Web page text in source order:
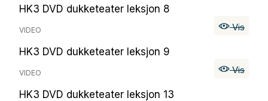
HK3 DVD dukketeater leksjon 8
VIDEO Vis
HK3 DVD dukketeater leksjon 9
VIDEO Vis
HK3 DVD dukketeater leksjon 13